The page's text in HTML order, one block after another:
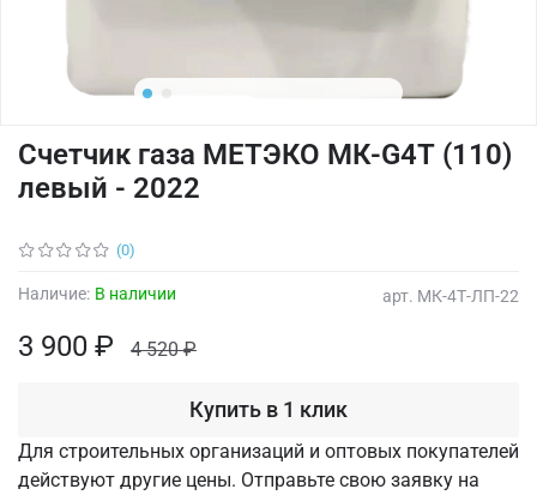
(0)
арт. МК-4Т-ЛП-22
Наличие: В наличии
Счетчик газа МЕТЭКО МК-G4Т (110)
левый - 2022
3 900 ₽ 4 520 ₽
Купить в 1 клик
Для строительных организаций и оптовых покупателей
действуют другие цены. Отправьте свою заявку на